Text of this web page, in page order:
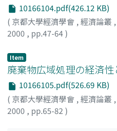
10166104.pdf(426.12 KB)
( 京都大學經濟學會 , 經濟論叢 ,
2000 , pp.47-64)
Item
廃棄物広域処理の経済
10166105.pdf(526.69 KB)
( 京都大學經濟學會 , 經濟論叢 ,
2000 , pp.65-82 )